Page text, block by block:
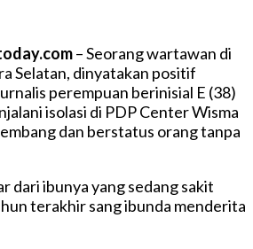
– Seorang wartawan di
Selatan, dinyatakan positif
perempuan berinisial E (38)
isolasi di PDP Center Wisma
dan berstatus orang tanpa
dari ibunya yang sedang sakit
terakhir sang ibunda menderita